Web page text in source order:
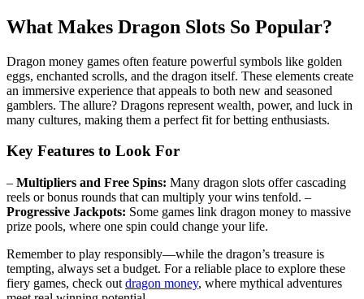
What Makes Dragon Slots So Popular?
Dragon money games often feature powerful symbols like golden
eggs, enchanted scrolls, and the dragon itself. These elements create
an immersive experience that appeals to both new and seasoned
gamblers. The allure? Dragons represent wealth, power, and luck in
many cultures, making them a perfect fit for betting enthusiasts.
Key Features to Look For
– Multipliers and Free Spins: Many dragon slots offer cascading
reels or bonus rounds that can multiply your wins tenfold. –
Progressive Jackpots: Some games link dragon money to massive
prize pools, where one spin could change your life.
Remember to play responsibly—while the dragon’s treasure is
tempting, always set a budget. For a reliable place to explore these
fiery games, check out dragon money, where mythical adventures